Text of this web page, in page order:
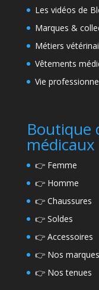
Les vidéos de
Marques &
Métiers
Vêtements
Vie
Boutique
médicaux
👉 Femme
👉 Homme
👉 Chaussures
👉 Soldes
👉 Accessoires
👉 Nos marques
👉 Nos tenues